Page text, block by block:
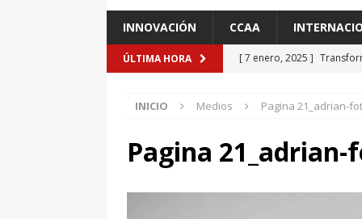
INNOVACIÓN CCAA
ÚLTIMA HORA [ 7 enero, 2025 ]
[ 7 enero, 2025 ]
Primaria Prof. Heliodoro
[ 7 enero, 2025 ]
El
EVIDENCIAS
INICIO Medios Pagina 21_adrian-
Pagina